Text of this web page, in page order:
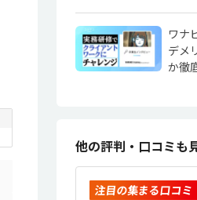
ワナ
デメ
か徹
他の評判・口コミも
注目の集まる口コミ